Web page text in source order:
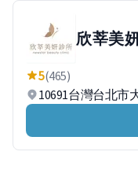
欣莘美
5(465)
10691台灣台北市